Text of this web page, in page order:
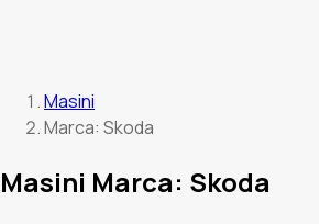
Masini
Marca: Skoda
Masini Marca: Skoda